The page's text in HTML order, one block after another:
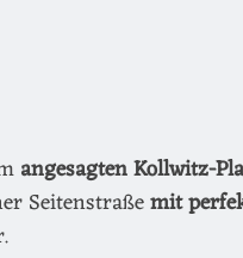
angesagten Kollwitz-
Seitenstraßemit